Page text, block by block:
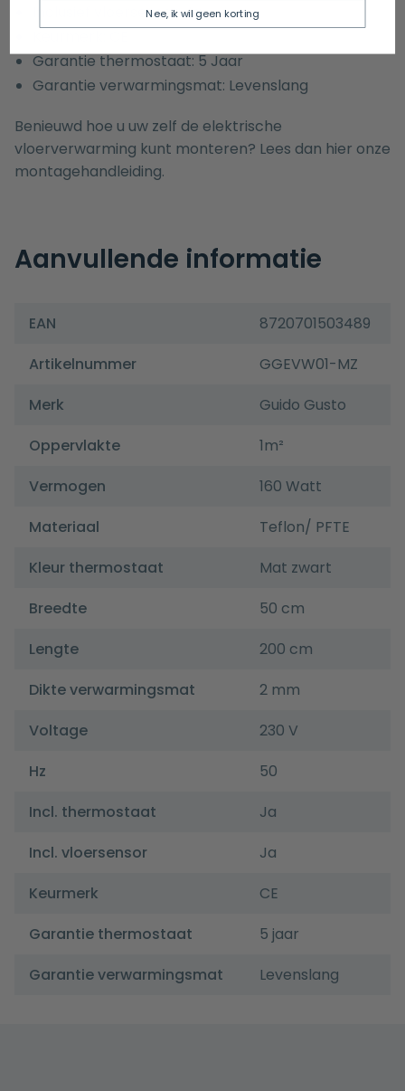
Inclusief vloersensor: Ja
Garantie thermostaat: 5 Jaar
Garantie verwarmingsmat: Levenslang
Benieuwd hoe u uw zelf de elektrische
vloerverwarming kunt monteren? Lees dan hier onze
montagehandleiding.
Aanvullende informatie
EAN
8720701503489
Artikelnummer
GGEVW01-MZ
Merk
Guido Gusto
Oppervlakte
1m²
Vermogen
160 Watt
Materiaal
Teflon/ PFTE
Kleur thermostaat
Mat zwart
Breedte
50 cm
Lengte
200 cm
Dikte verwarmingsmat
2 mm
Voltage
230 V
Hz
50
Incl. thermostaat
Ja
Incl. vloersensor
Ja
Keurmerk
CE
Garantie thermostaat
5 jaar
Garantie verwarmingsmat
Levenslang
Nee, ik wil geen korting